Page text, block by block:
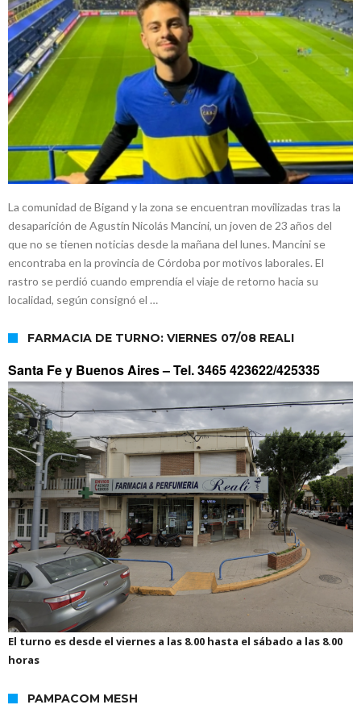
La comunidad de Bigand y la zona se encuentran movilizadas tras la
desaparición de Agustín Nicolás Mancini, un joven de 23 años del
que no se tienen noticias desde la mañana del lunes. Mancini se
encontraba en la provincia de Córdoba por motivos laborales. El
rastro se perdió cuando emprendía el viaje de retorno hacia su
localidad, según consignó el …
FARMACIA DE TURNO: VIERNES 07/08 REALI
Santa Fe y Buenos Aires –Tel. 3465 423622/425335
El turno es desde el viernes a las 8.00 hasta el sábado a las 8.00
horas
PAMPACOM MESH